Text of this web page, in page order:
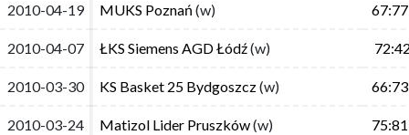
2010-04-19 MUKS Poznań (w) 67:77
2010-04-07 ŁKS Siemens AGD Łódź(w) 72:42
2010-03-30 KS Basket 25 Bydgoszcz(w) 66:73
2010-03-24 Matizol Lider Pruszków(w) 75:81
2010-04-19 MUKS Poznań (w) 67:77
2010-04-07 ŁKS Siemens AGD Łódź(w)
2010-03-30 KS Basket 25 Bydgoszcz(w) 66:73
2010-03-24 Matizol Lider Pruszków(w) 75:81